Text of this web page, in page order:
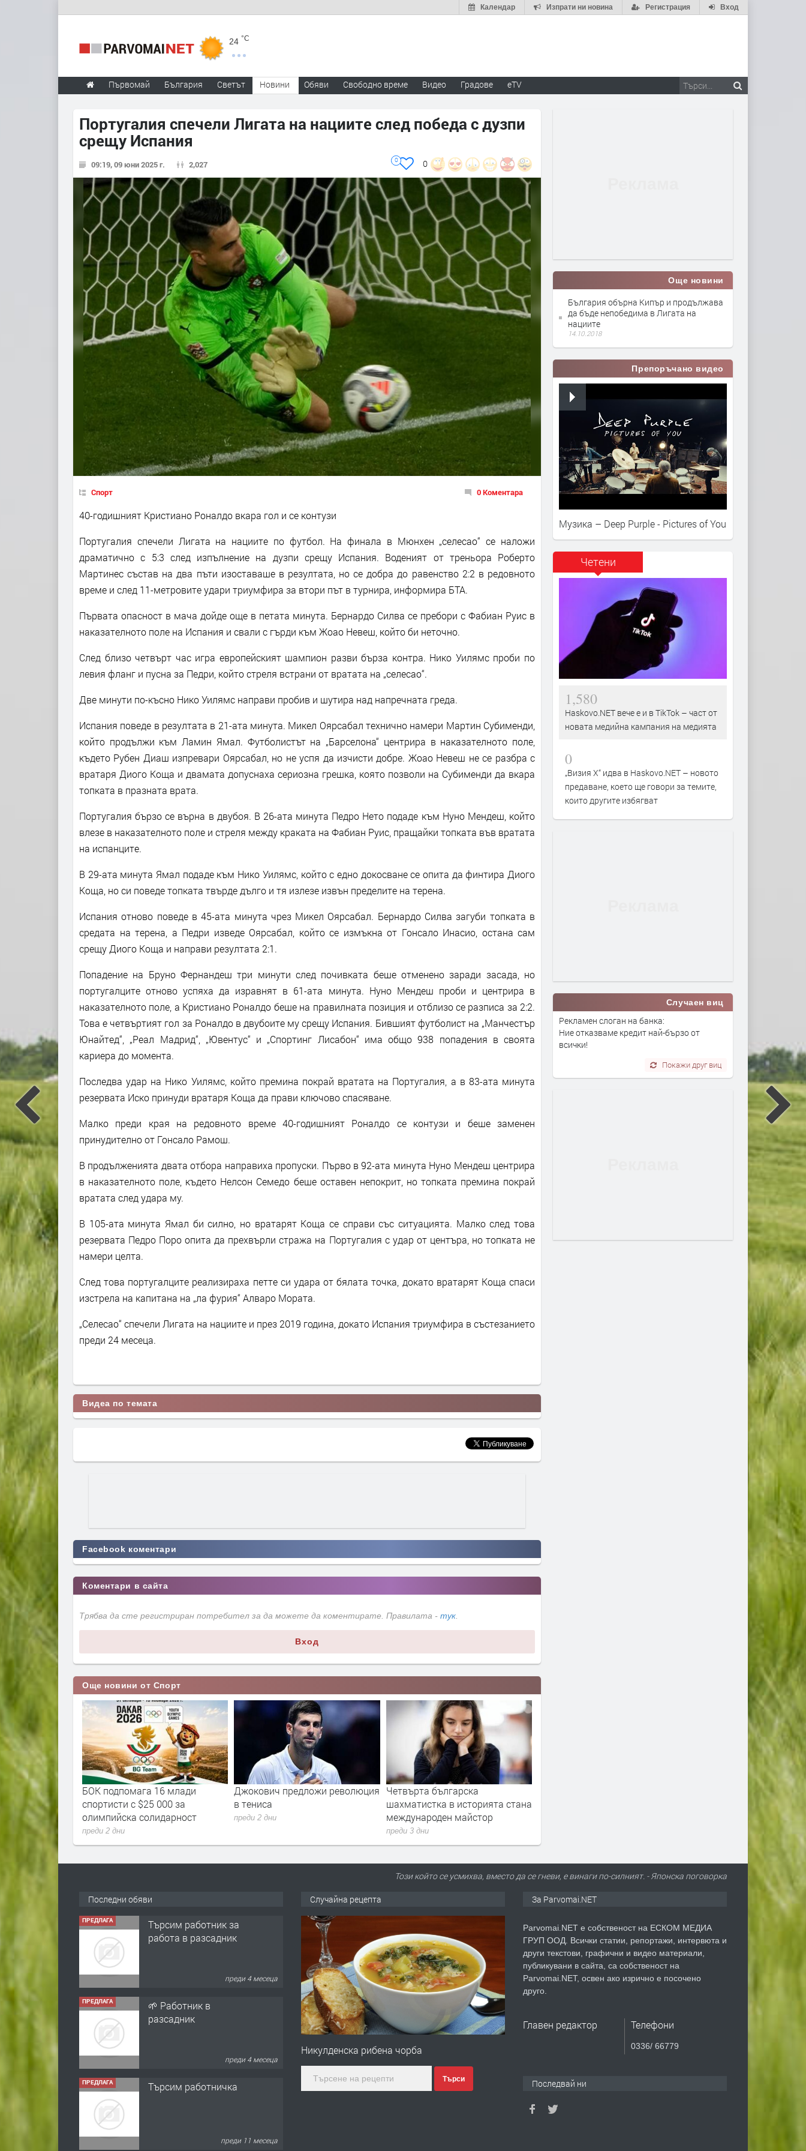
Вход
Регистрация
Изпрати ни новина
Календар
24 °C
Първомай България Светът Новини Обяви Свободно време Видео Градове eTV
Португалия спечели Лигата на нациите след победа с дузпи
срещу Испания
09:19, 09 юни 2025 г. 2,027 0
0
Спорт 0 Коментара
40-годишният Кристиано Роналдо вкара гол и се контузи
Португалия спечели Лигата на нациите по футбол. На финала в Мюнхен „селесао“ се наложи
драматично с 5:3 след изпълнение на дузпи срещу Испания. Воденият от треньора Роберто
Мартинес състав на два пъти изоставаше в резултата, но се добра до равенство 2:2 в редовното
време и след 11-метровите удари триумфира за втори път в турнира, информира БТА.
Първата опасност в мача дойде още в петата минута. Бернардо Силва се пребори с Фабиан Руис в
наказателното поле на Испания и свали с гърди към Жоао Невеш, който би неточно.
След близо четвърт час игра европейският шампион разви бърза контра. Нико Уилямс проби по
левия фланг и пусна за Педри, който стреля встрани от вратата на „селесао“.
Две минути по-късно Нико Уилямс направи пробив и шутира над напречната греда.
Испания поведе в резултата в 21-ата минута. Микел Оярсабал технично намери Мартин Субименди,
който продължи към Ламин Ямал. Футболистът на „Барселона“ центрира в наказателното поле,
където Рубен Диаш изпревари Оярсабал, но не успя да изчисти добре. Жоао Невеш не се разбра с
вратаря Диого Коща и двамата допуснаха сериозна грешка, която позволи на Субименди да вкара
топката в празната врата.
Португалия бързо се върна в двубоя. В 26-ата минута Педро Нето подаде към Нуно Мендеш, който
влезе в наказателното поле и стреля между краката на Фабиан Руис, пращайки топката във вратата
на испанците.
В 29-ата минута Ямал подаде към Нико Уилямс, който с едно докосване се опита да финтира Диого
Коща, но си поведе топката твърде дълго и тя излезе извън пределите на терена.
Испания отново поведе в 45-ата минута чрез Микел Оярсабал. Бернардо Силва загуби топката в
средата на терена, а Педри изведе Оярсабал, който се измъкна от Гонсало Инасио, остана сам
срещу Диого Коща и направи резултата 2:1.
Попадение на Бруно Фернандеш три минути след почивката беше отменено заради засада, но
португалците отново успяха да изравнят в 61-ата минута. Нуно Мендеш проби и центрира в
наказателното поле, а Кристиано Роналдо беше на правилната позиция и отблизо се разписа за 2:2.
Това е четвъртият гол за Роналдо в двубоите му срещу Испания. Бившият футболист на „Манчестър
Юнайтед“, „Реал Мадрид“, „Ювентус“ и „Спортинг Лисабон“ има общо 938 попадения в своята
кариера до момента.
Последва удар на Нико Уилямс, който премина покрай вратата на Португалия, а в 83-ата минута
резервата Иско принуди вратаря Коща да прави ключово спасяване.
Малко преди края на редовното време 40-годишният Роналдо се контузи и беше заменен
принудително от Гонсало Рамош.
В продълженията двата отбора направиха пропуски. Първо в 92-ата минута Нуно Мендеш центрира
в наказателното поле, където Нелсон Семедо беше оставен непокрит, но топката премина покрай
вратата след удара му.
В 105-ата минута Ямал би силно, но вратарят Коща се справи със ситуацията. Малко след това
резервата Педро Поро опита да прехвърли стража на Португалия с удар от центъра, но топката не
намери целта.
След това португалците реализираха петте си удара от бялата точка, докато вратарят Коща спаси
изстрела на капитана на „ла фурия“ Алваро Мората.
„Селесао“ спечели Лигата на нациите и през 2019 година, докато Испания триумфира в състезанието
преди 24 месеца.
Видеа по темата
Facebook коментари
Коментари в сайта
Трябва да сте регистриран потребител за да можете да коментирате. Правилата - тук
Вход
Още новини от Спорт
заеха 7-о и
БОК подпомага 16 млади
спортисти с $25 000 за
олимпийска солидарност
преди 2 дни
Джокович предложи революция
в тениса
преди 2 дни
Четвърта българска
шахматистка в историята стана
международен майстор
преди 3 дни
Сестрите Уилямс
Синсинати в средата на
Още новини
България обърна Кипър и продължава
да бъде непобедима в Лигата на
нациите
14.10.2018
Препоръчано видео
Музика – Deep Purple - Pictures of You
Четени
1,580
Haskovo.NET вече е и в TikTok – част от
новата медийна кампания на медията
0
„Визия Х“ идва в Haskovo.NET – новото
предаване, което ще говори за темите,
които другите избягват
Случаен виц
Рекламен слоган на банка:
Ние отказваме кредит най-бързо от
всички!
Покажи друг виц
Този който се усмихва, вместо да се гневи, е винаги по-силният. - Японска поговорка
Последни обяви
ПРЕДЛАГА
Търсим работник за
работа в разсадник
преди 4 месеца
ПРЕДЛАГА
🌱 Работник в
разсадник
преди 4 месеца
ПРЕДЛАГА Търсим работничка
преди 11 месеца
Случайна рецепта
Никулденска рибена чорба
Търси
За Parvomai.NET
Parvomai.NET е собственост на ЕСКОМ МЕДИА
ГРУП ООД. Всички статии, репортажи, интервюта и
други текстови, графични и видео материали,
публикувани в сайта, са собственост на
Parvomai.NET, освен ако изрично е посочено
друго.
Главен редактор Телефони
0336/ 66779
Последвай ни